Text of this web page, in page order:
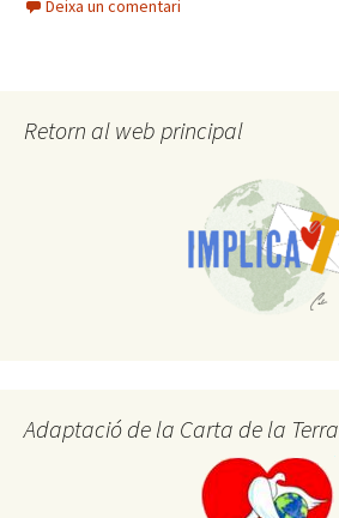
b
k
tt
m
te
Deixa un comentari
Retorn al web principal
Adaptació de la Carta de la Terra